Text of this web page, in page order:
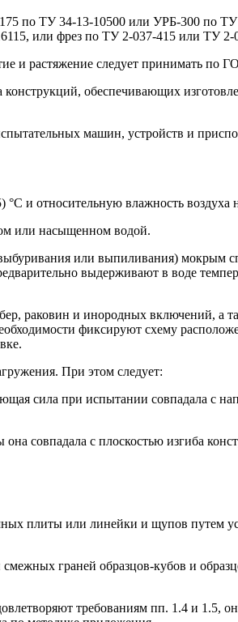
по ТУ 34-13-10500 или УРБ-300 по
или фрез по ТУ 2-037-415 или ТУ 2-
и растяжение следует принимать по
обеспечивающих
машин, устройств и
и относительную влажность воздуха
или насыщенном водой.
или выпиливания) мокрым
выдерживают в воде
раковин и инородных включений, а
фиксируют схему
При этом следует:
сила при испытании совпадала с
совпадала с плоскостью изгиба
плиты или линейки и щупов путем
граней образцов-кубов и
требованиям пп. 1.4 и 1.5,